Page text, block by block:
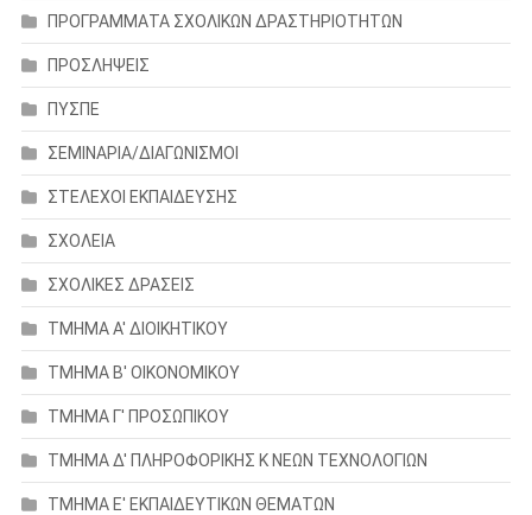
ΠΡΟΓΡΑΜΜΑΤΑ ΣΧΟΛΙΚΩΝ ΔΡΑΣΤΗΡΙΟΤΗΤΩΝ
ΠΡΟΣΛΗΨΕΙΣ
ΠΥΣΠΕ
ΣΕΜΙΝΑΡΙΑ/ΔΙΑΓΩΝΙΣΜΟΙ
ΣΤΕΛΕΧΟΙ ΕΚΠΑΙΔΕΥΣΗΣ
ΣΧΟΛΕΙΑ
ΣΧΟΛΙΚΕΣ ΔΡΑΣΕΙΣ
ΤΜΗΜΑ Α' ΔΙΟΙΚΗΤΙΚΟΥ
ΤΜΗΜΑ Β' ΟΙΚΟΝΟΜΙΚΟΥ
ΤΜΗΜΑ Γ' ΠΡΟΣΩΠΙΚΟΥ
ΤΜΗΜΑ Δ' ΠΛΗΡΟΦΟΡΙΚΗΣ Κ ΝΕΩΝ ΤΕΧΝΟΛΟΓΙΩΝ
ΤΜΗΜΑ Ε' ΕΚΠΑΙΔΕΥΤΙΚΩΝ ΘΕΜΑΤΩΝ